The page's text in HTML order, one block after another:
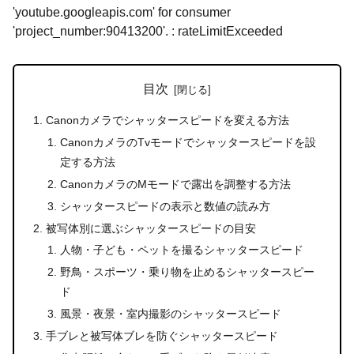
'youtube.googleapis.com' for consumer
'project_number:90413200'. : rateLimitExceeded
目次
Canonカメラでシャッタースピードを変える方法
CanonカメラのTvモードでシャッタースピードを設
定する方法
CanonカメラのMモードで露出を調整する方法
シャッタースピードの表示と数値の読み方
被写体別に選ぶシャッタースピードの目安
人物・子ども・ペットを撮るシャッタースピード
野鳥・スポーツ・乗り物を止めるシャッタースピー
ド
風景・夜景・室内撮影のシャッタースピード
手ブレと被写体ブレを防ぐシャッタースピード